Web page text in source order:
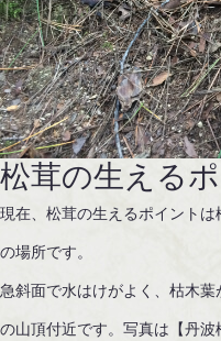
松茸の生える
現在、松茸の生えるポイント
の場所です。
急斜面で水はけがよく、枯木
の山頂付近です。写真は【丹